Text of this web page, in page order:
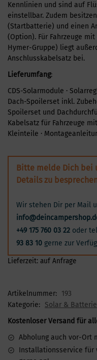
Kennlinien und sind auf
einstellbar. Zudem
(Startbatterie) und einen
(Option). Für Fahrzeuge
Hymer-Gruppe) liegt
Anschlusskabelsatz bei.
Lieferumfang:
CDS-Solarmodule ·
Dach-Spoilerset inkl.
Spoilerset und
Kabelsatz für Fahrzeuge
Kleinteile ·
Bitte melde Dich bei
Details zu
Wir stehen Dir per Mail
+49 175 760 03 22 oder
93 83 10 gerne zur
Lieferzeit: auf Anfrage
Artikelnummer: 193
Kategorie: Solar & Batterie
Kostenloser Versand für
Abholung auch vor-Ort
Installationsservice für